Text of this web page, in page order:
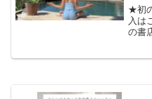
顔
★初
入は
の書